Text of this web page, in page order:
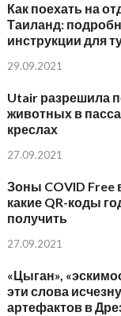
Как поехать на
Таиланд:
инструкции для
29.09.2021
Utair разрешила
животных в
креслах
27.09.2021
Зоны COVID Free
какие QR-коды
получить
27.09.2021
«Цыган»,
эти слова
артефактов в